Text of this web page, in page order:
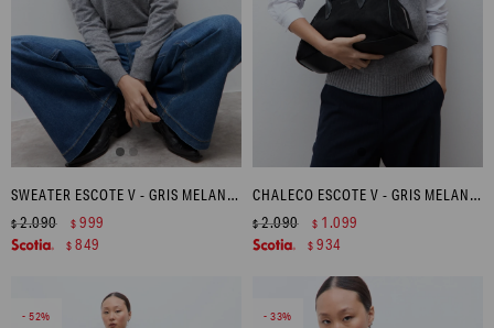
SWEATER ESCOTE V - GRIS MELANGE
$2.090 $ 999
$ 849
CHALECO ESCOTE V - GRIS MELANGE
$2.090 $ 1.099
$ 934
52 33